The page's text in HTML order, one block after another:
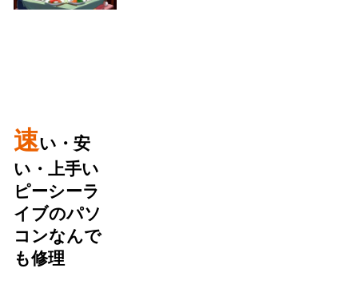
速い・安
い・上手い
ピーシーラ
イブのパソ
コンなんで
も修理